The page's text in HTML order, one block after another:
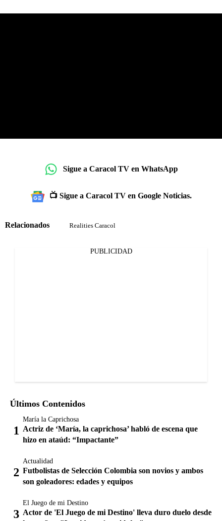
Sigue a Caracol TV en WhatsApp
📺 Sigue a Caracol TV en Google Noticias.
Relacionados Realities Caracol
PUBLICIDAD
Últimos Contenidos
María la Caprichosa
Actriz de ‘María, la caprichosa’ habló de escena que
hizo en ataúd: “Impactante”
Actualidad
Futbolistas de Selección Colombia son novios y ambos
son goleadores: edades y equipos
El Juego de mi Destino
Actor de 'El Juego de mi Destino' lleva duro duelo desde